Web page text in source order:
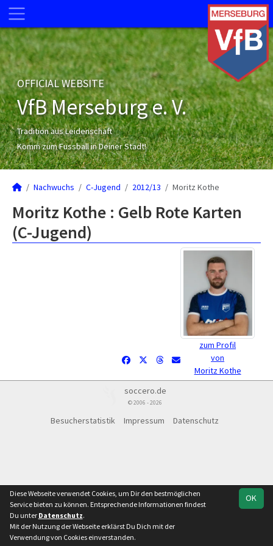
OFFICIAL WEBSITE
VfB Merseburg e. V.
Tradition aus Leidenschaft
Komm zum Fussball in Deiner Stadt!
Nachwuchs C-Jugend 2012/13 Moritz Kothe
Moritz Kothe : Gelb Rote Karten
(C-Jugend)
zum Profil
von
Moritz Kothe
soccero.de
© 2006 - 2026
Besucherstatistik Impressum Datenschutz
OK
Diese Webseite verwendet Cookies, um Dir den bestmöglichen
Service bieten zu können. Entsprechende Informationen findest
Du unter Datenschutz.
Mit der Nutzung der Webseite erklärst Du Dich mit der
Verwendung von Cookies einverstanden.